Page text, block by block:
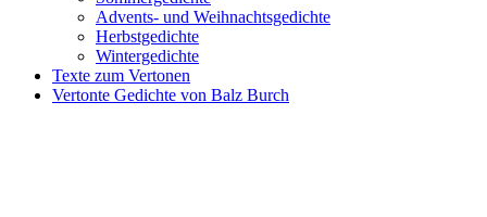
Advents- und Weihnachtsgedichte
Herbstgedichte
Wintergedichte
Texte zum Vertonen
Vertonte Gedichte von Balz Burch